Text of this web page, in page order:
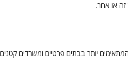
זה או אחר.